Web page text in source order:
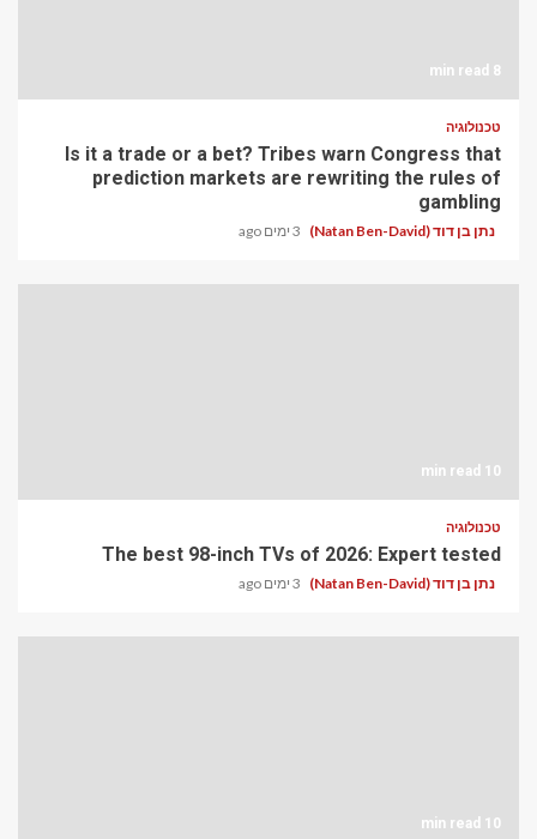
8 min read
טכנולוגיה
Is it a trade or a bet? Tribes warn Congress that
prediction markets are rewriting the rules of
gambling
נתן בן דוד (Natan Ben-David) 3 ימים ago
10 min read
טכנולוגיה
The best 98-inch TVs of 2026: Expert tested
נתן בן דוד (Natan Ben-David) 3 ימים ago
10 min read